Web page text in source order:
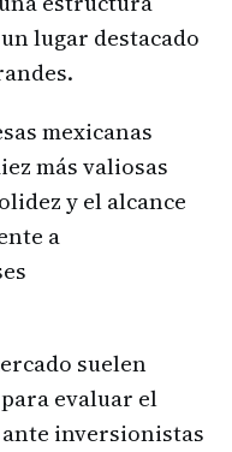
lugar destacado
mexicanas
más valiosas
y el alcance
a
suelen
evaluar el
inversionistas